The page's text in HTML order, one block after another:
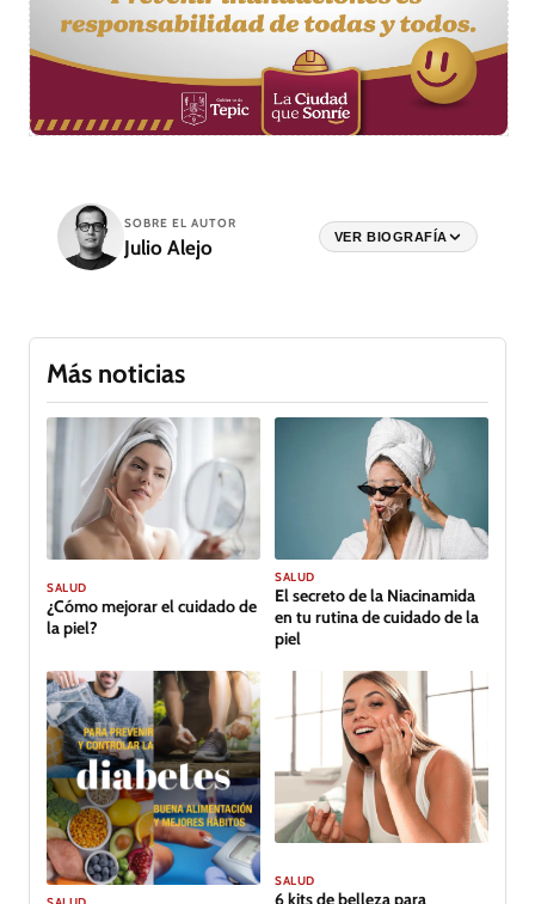
SOBRE EL AUTOR
Julio Alejo VER BIOGRAFÍA
Más noticias
SALUD
¿Cómo mejorar el cuidado de
la piel?
SALUD
El secreto de la Niacinamida
en tu rutina de cuidado de la
piel
SALUD